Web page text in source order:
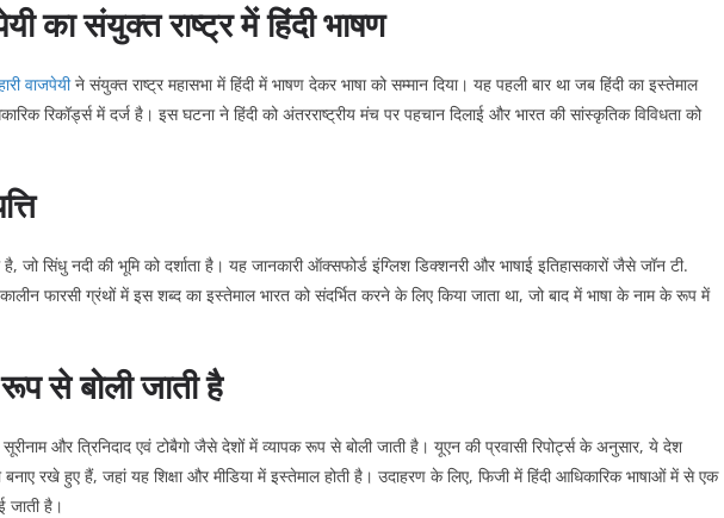
का संयुक्त राष्ट्र में हिंदी भाषण
वाजपेयीने संयुक्त राष्ट्र महासभा में हिंदी में भाषण देकर भाषा को सम्मान दिया। यह पहली बार था जब हिंदी का इस्तेमाल
रिकॉर्ड्स में दर्ज है। इस घटना ने हिंदी को अंतरराष्ट्रीय मंच पर पहचान दिलाई और भारत की सांस्कृतिक विविधता को
है, जो सिंधु नदी की भूमि को दर्शाता है। यह जानकारी ऑक्सफोर्ड इंग्लिश डिक्शनरी और भाषाई इतिहासकारों जैसे जॉन टी.
फारसी ग्रंथों में इस शब्द का इस्तेमाल भारत को संदर्भित करने के लिए किया जाता था, जो बाद में भाषा के नाम के रूप में
से बोली जाती है
सूरीनाम और त्रिनिदाद एवं टोबैगो जैसे देशों में व्यापक रूप से बोली जाती है। यूएन की प्रवासी रिपोर्ट्स के अनुसार, ये देश
बनाए रखे हुए हैं, जहां यह शिक्षा और मीडिया में इस्तेमाल होती है। उदाहरण के लिए, फिजी में हिंदी आधिकारिक भाषाओं में से एक
जाती है।